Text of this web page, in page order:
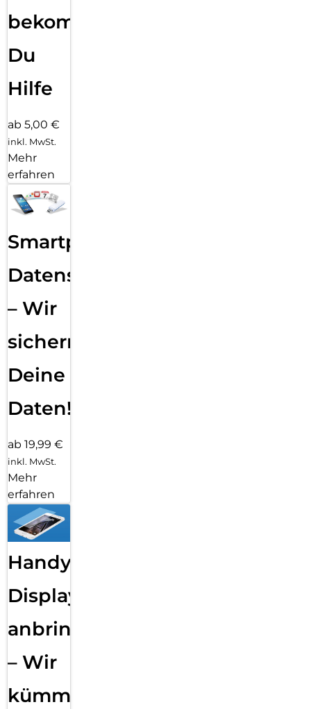
bekommst
Du
Hilfe
ab 5,00 €
inkl. MwSt.
Mehr
erfahren
Smartphone
Datensicherung
– Wir
sichern
Deine
Daten!
ab 19,99 €
inkl. MwSt.
Mehr
erfahren
Handy
Displayfolie
anbringen
– Wir
kümmern